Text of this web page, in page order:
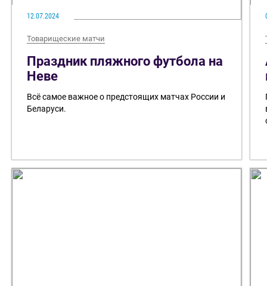
12.07.2024
Товарищеские матчи
Праздник пляжного футбола на
Неве
Всё самое важное о предстоящих матчах России и
Беларуси.